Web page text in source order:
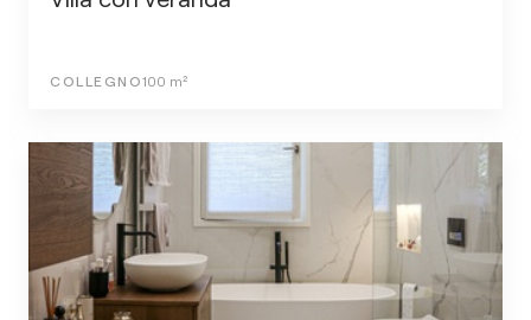
COLLEGNO100 m²